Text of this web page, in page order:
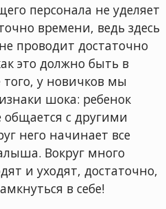
персонала не уделяет
времени, ведь здесь
проводит достаточно
это должно быть в
у новичков мы
шока: ребенок
общается с другими
него начинает все
Вокруг много
и уходят, достаточно,
в себе!